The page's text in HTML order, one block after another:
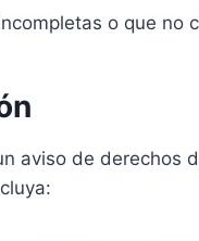
o que no
aviso de